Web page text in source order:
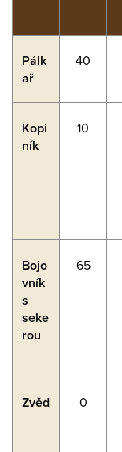
Pálk
ař
40
Kopi
ník
10
Bojo
vník
s
seke
rou
65
Zvěd 0